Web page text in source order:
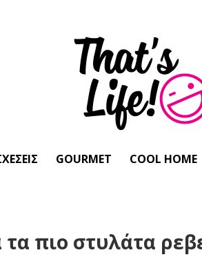
GOURMET COOL HOME
πιο στυλάτα